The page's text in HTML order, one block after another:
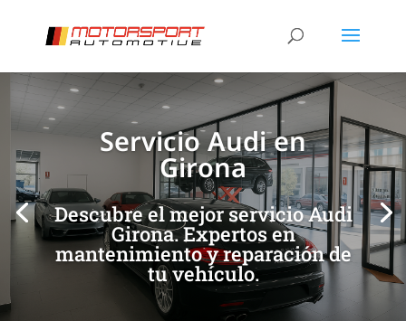
Servicio Audi en
Girona
Descubre el mejor servicio Audi
Girona. Expertos en
mantenimiento y reparación de
tu vehículo.
[/et_pb_slide] [/et_pb_slide]